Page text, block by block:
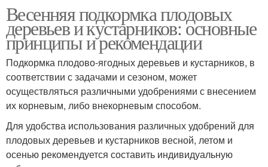
Весенняя подкормка плодовых
деревьев и кустарников: основные
принципы и рекомендации
Подкормка плодово-ягодных деревьев и кустарников, в
соответствии с задачами и сезоном, может
осуществляться различными удобрениями с внесением
их корневым, либо внекорневым способом.
Для удобства использования различных удобрений для
плодовых деревьев и кустарников весной, летом и
осенью рекомендуется составить индивидуальную